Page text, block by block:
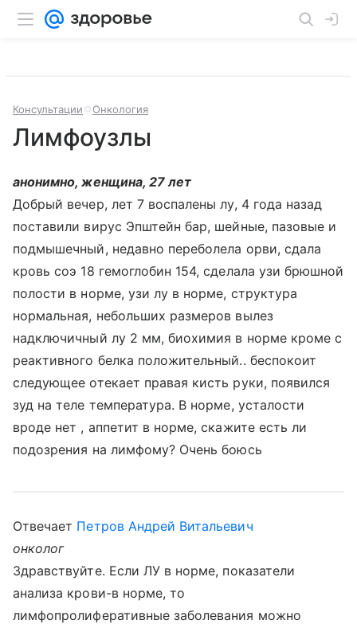
Консультации Онкология
Лимфоузлы
анонимно, женщина, 27 лет
Добрый вечер, лет 7 воспалены лу, 4 года назад
поставили вирус Эпштейн бар, шейные, пазовые и
подмышечный, недавно переболела орви, сдала
кровь соэ 18 гемоглобин 154, сделала узи брюшной
полости в норме, узи лу в норме, структура
нормальная, небольших размеров вылез
надключичный лу 2 мм, биохимия в норме кроме с
реактивного белка положительный.. беспокоит
следующее отекает правая кисть руки, появился
зуд на теле температура. В норме, усталости
вроде нет , аппетит в норме, скажите есть ли
подозрения на лимфому? Очень боюсь
Отвечает Петров Андрей Витальевич
онколог
Здравствуйте. Если ЛУ в норме, показатели
анализа крови-в норме, то
лимфопролиферативные заболевания можно